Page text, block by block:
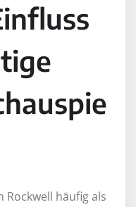
Rockwell häufig als